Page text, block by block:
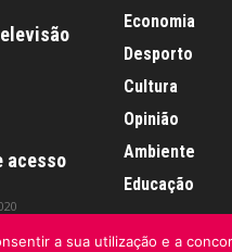
acesso
Economia
Desporto
Cultura
Opinião
Ambiente
Educação
a sua utilização e a